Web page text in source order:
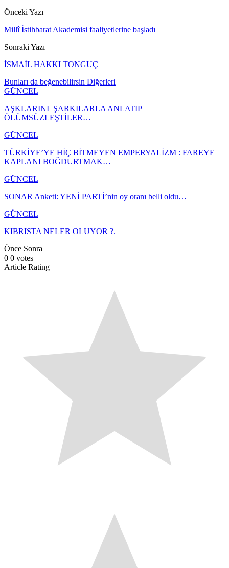
Önceki Yazı
Millî İstihbarat Akademisi faaliyetlerine başladı
Sonraki Yazı
İSMAİL HAKKI TONGUÇ
Bunları da beğenebilirsin Diğerleri
GÜNCEL
AŞKLARINI ŞARKILARLA ANLATIP
ÖLÜMSÜZLEŞTİLER…
GÜNCEL
TÜRKİYE’YE HİÇ BİTMEYEN EMPERYALİZM : FAREYE
KAPLANI BOĞDURTMAK…
GÜNCEL
SONAR Anketi: YENİ PARTİ’nin oy oranı belli oldu…
GÜNCEL
KIBRISTA NELER OLUYOR ?.
Önce Sonra
0 0 votes
Article Rating